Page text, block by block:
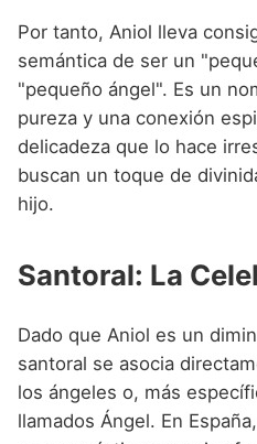
Por tanto, Aniol lleva
semántica de ser un
"pequeño ángel". Es un
pureza y una conexión
delicadeza que lo hace
buscan un toque de
hijo.
Santoral: La
Dado que Aniol es un
santoral se asocia
los ángeles o, más
llamados Ángel. En